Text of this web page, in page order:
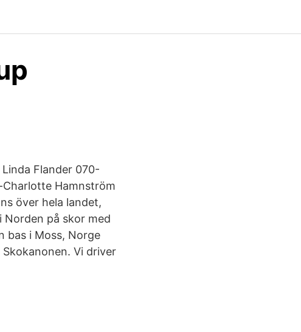
Linda Flander 070-
Hamnström
över hela landet,
Norden på skor med
bas i Moss, Norge
Vi driver